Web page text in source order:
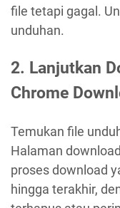
file tetapi gagal.
unduhan.
2. Lanjutkan
Chrome
Temukan file
Halaman
proses download
hingga terakhir,